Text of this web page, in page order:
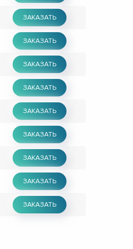
ЗАКАЗАТЬ
ЗАКАЗАТЬ
ЗАКАЗАТЬ
ЗАКАЗАТЬ
ЗАКАЗАТЬ
ЗАКАЗАТЬ
ЗАКАЗАТЬ
ЗАКАЗАТЬ
ЗАКАЗАТЬ